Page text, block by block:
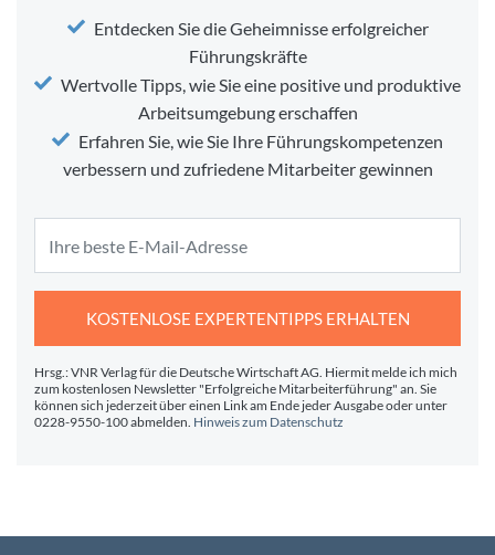
Entdecken Sie die Geheimnisse erfolgreicher
Führungskräfte
Wertvolle Tipps, wie Sie eine positive und produktive
Arbeitsumgebung erschaffen
Erfahren Sie, wie Sie Ihre Führungskompetenzen
verbessern und zufriedene Mitarbeiter gewinnen
KOSTENLOSE EXPERTENTIPPS ERHALTEN
Hrsg.: VNR Verlag für die Deutsche Wirtschaft AG. Hiermit melde ich mich
zum kostenlosen Newsletter "Erfolgreiche Mitarbeiterführung" an. Sie
können sich jederzeit über einen Link am Ende jeder Ausgabe oder unter
0228-9550-100 abmelden. Hinweis zum Datenschutz